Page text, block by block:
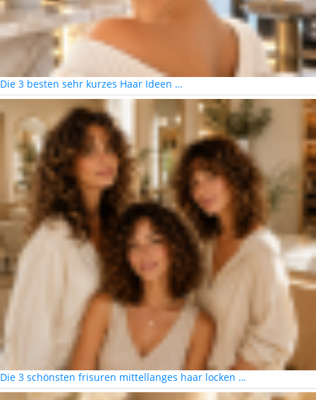
Die 3 besten sehr kurzes Haar Ideen …
Die 3 schönsten frisuren mittellanges haar locken …